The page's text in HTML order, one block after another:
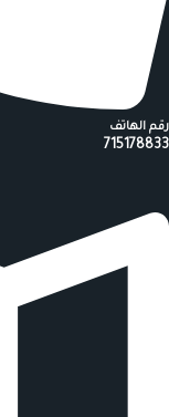
رقم الهاتف
715178833